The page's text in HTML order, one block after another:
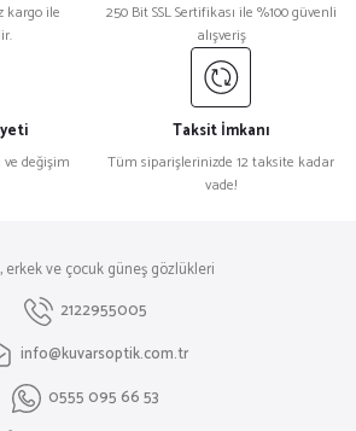
kargo ile
250 Bit SSL Sertifikası ile %100 güvenli
alışveriş
değişim
Taksit İmkanı
Tüm siparişlerinizde 12 taksite kadar
vade!
erkek ve çocuk güneş gözlükleri
2122955005
info@kuvarsoptik.com.tr
0555 095 66 53